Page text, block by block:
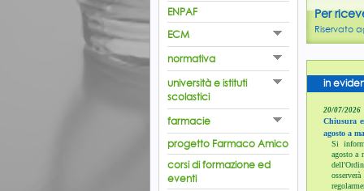
ENPAF
ECM
normativa
università e istituti
scolastici
farmacie
progetto Farmaco Amico
corsi di formazione ed
eventi
Per
Riservato
in
20/07/2026
Chiusura
agosto a
Si
agosto a